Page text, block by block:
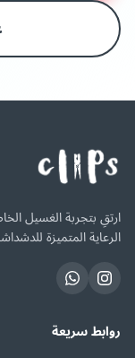
ارتقِ بتجربة الغسيل
الرعاية المتميزة
روابط سريعة